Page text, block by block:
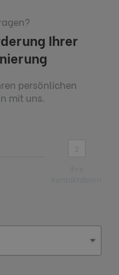
Ihrer
persönlichen
mit uns.
2